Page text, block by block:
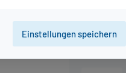
20 St
Einstellungen speichern